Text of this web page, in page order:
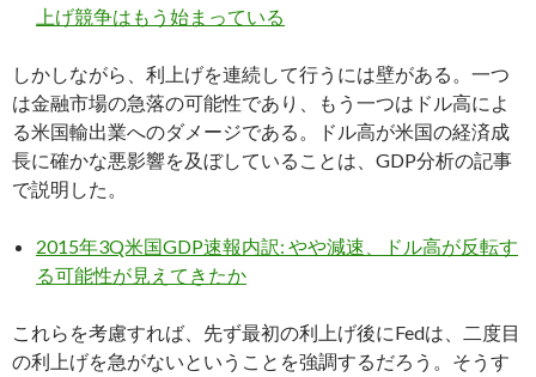
上げ競争はもう始まっている
しかしながら、利上げを連続して行うには壁がある。一つ
は金融市場の急落の可能性であり、もう一つはドル高によ
る米国輸出業へのダメージである。ドル高が米国の経済成
長に確かな悪影響を及ぼしていることは、GDP分析の記事
で説明した。
2015年3Q米国GDP速報内訳: やや減速、ドル高が反転す
る可能性が見えてきたか
これらを考慮すれば、先ず最初の利上げ後にFedは、二度目
の利上げを急がないということを強調するだろう。そうす